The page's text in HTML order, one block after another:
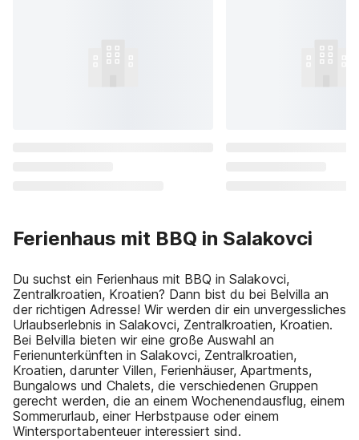
Ferienhaus mit BBQ in Salakovci
Du suchst ein Ferienhaus mit BBQ in Salakovci,
Zentralkroatien, Kroatien? Dann bist du bei Belvilla an
der richtigen Adresse! Wir werden dir ein unvergessliches
Urlaubserlebnis in Salakovci, Zentralkroatien, Kroatien.
Bei Belvilla bieten wir eine große Auswahl an
Ferienunterkünften in Salakovci, Zentralkroatien,
Kroatien, darunter Villen, Ferienhäuser, Apartments,
Bungalows und Chalets, die verschiedenen Gruppen
gerecht werden, die an einem Wochenendausflug, einem
Sommerurlaub, einer Herbstpause oder einem
Wintersportabenteuer interessiert sind.